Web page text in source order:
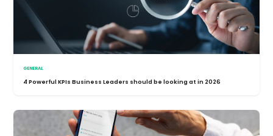
GENERAL
4 Powerful KPIs Business Leaders should be looking at in 2026